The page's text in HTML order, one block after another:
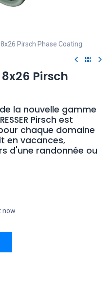
Pirsch Phase Coating
Pirsch
la nouvelle gamme
Pirsch est
chaque domaine
en vacances,
d'une randonnée ou
now